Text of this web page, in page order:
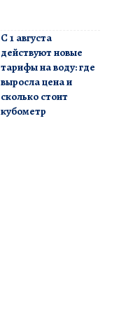
С 1 августа
действуют новые
тарифы на воду: где
выросла цена и
сколько стоит
кубометр